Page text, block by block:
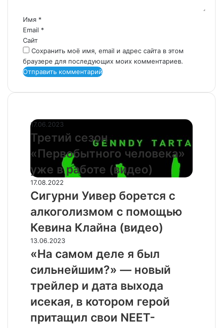
р
и
й
*
Имя *
Email *
Сайт
Сохранить моё имя, email и адрес сайта в этом
браузере для последующих моих комментариев.
Третий
сезон
«Первобытного
человека»
уже
в
работе
(видео)
17.06.2023
Третий сезон
«Первобытного человека»
уже в работе (видео)
Сигурни
Уивер
борется
с
алкоголизмом
с
помощью
Кевина
(видео)
17.08.2022
Сигурни Уивер борется с
алкоголизмом с помощью
Кевина Клайна (видео)
«На
самом
я
был
сильнейшим?»
—
трейлер
13.06.2023
«На самом деле я был
сильнейшим?» — новый
трейлер и дата выхода
исекая, в котором герой
притащил свои NEET-